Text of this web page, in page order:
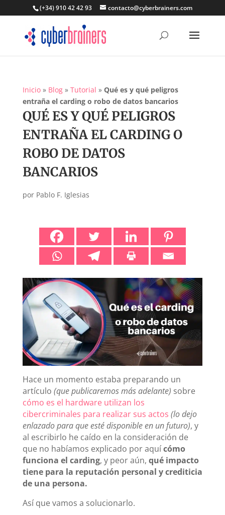
(+34) 910 42 42 93 contacto@cyberbrainers.com
Inicio» Blog» Tutorial » Qué es y qué peligros
entraña el carding o robo de datos bancarios
QUÉ ES Y QUÉ PELIGROS
ENTRAÑA EL CARDING O
ROBO DE DATOS
BANCARIOS
por Pablo F. Iglesias
Hace un momento estaba preparando un
artículo (que publicaremos más adelante) sobre
cómo es el hardware utilizan los
cibercriminales para realizar sus actos (lo dejo
enlazado para que esté disponible en un futuro), y
al escribirlo he caído en la consideración de
que no habíamos explicado por aquícómo
funciona el carding, y peor aún, qué impacto
tiene para la reputación personal y crediticia
de una persona.
Así que vamos a solucionarlo.